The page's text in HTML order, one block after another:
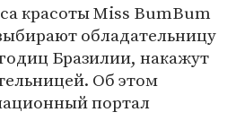
красоты Miss BumBum
обладательницу
Бразилии, накажут
Об этом
портал